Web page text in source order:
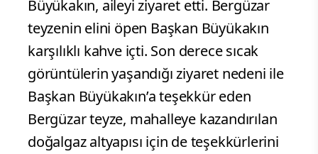
Büyükakın, aileyi ziyaret etti. Bergüzar
teyzenin elini öpen Başkan Büyükakın
karşılıklı kahve içti. Son derece sıcak
görüntülerin yaşandığı ziyaret nedeni ile
Başkan Büyükakın’a teşekkür eden
Bergüzar teyze, mahalleye kazandırılan
doğalgaz altyapısı için de teşekkürlerini